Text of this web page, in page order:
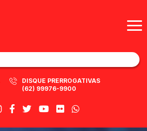
DISQUE PRERROGATIVAS
(62) 99976-9900